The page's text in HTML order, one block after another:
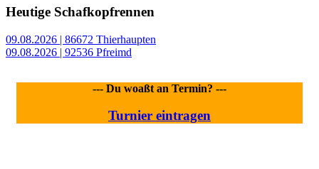
Heutige Schafkopfrennen
09.08.2026 | 86672 Thierhaupten
09.08.2026 | 92536 Pfreimd
--- Du woaßt an Termin? ---
Turnier eintragen